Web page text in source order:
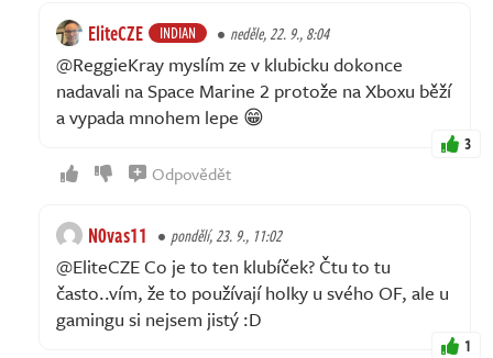
EliteCZE INDIAN neděle, 22. 9., 8:04
@ReggieKray myslím ze v klubicku dokonce
nadavali na Space Marine 2 protože na Xboxu běží
a vypada mnohem lepe 😁
3
Odpovědět
N0vas11 pondělí, 23. 9., 11:02
@EliteCZE Co je to ten klubíček? Čtu to tu
často..vím, že to používají holky u svého OF, ale u
gamingu si nejsem jistý :D
1